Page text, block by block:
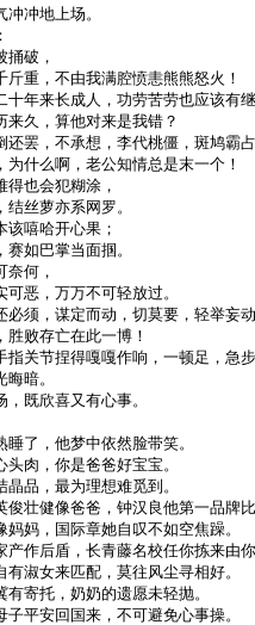
冲冲地上场。
捅破，
斤重，不由我满腔愤恚熊熊怒火！
十年来长成人，功劳苦劳也应该有
来久，算他对来是我错？
还罢，不承想，李代桃僵，斑鸠霸
为什么啊，老公知情总是末一个！
得也会犯糊涂，
结丝萝亦系网罗。
该嘻哈开心果；
赛如巴掌当面掴。
奈何，
可恶，万万不可轻放过。
必须，谋定而动，切莫要，轻举妄
胜败存亡在此一博！
指关节捏得嘎嘎作响，一顿足，急
晦暗。
，既欣喜又有心事。
睡了，他梦中依然脸带笑。
头肉，你是爸爸好宝宝。
晶品，最为理想难觅到。
俊壮健像爸爸，钟汉良他第一品牌
妈妈，国际章她自叹不如空焦躁。
产作后盾，长青藤名校任你拣来由
有淑女来匹配，莫往风尘寻相好。
有寄托，奶奶的遗愿未轻抛。
子平安回国来，不可避免心事操。